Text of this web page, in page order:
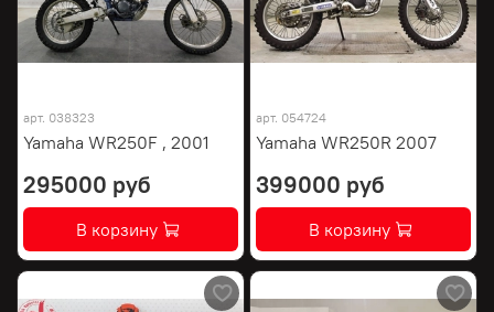
арт. 038323
Yamaha WR250F , 2001
295000 руб
В корзину
арт. 054724
Yamaha WR250R 2007
399000 руб
В корзину